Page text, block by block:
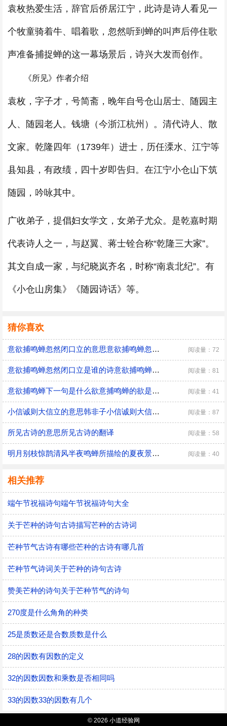
袁枚热爱生活，辞官后侨居江宁，此诗是诗人看见一
个牧童骑着牛、唱着歌，忽然听到蝉的叫声后停住歌
声准备捕捉蝉的这一幕场景后，诗兴大发而创作。
《所见》作者介绍
袁枚，字子才，号简斋，晚年自号仓山居士、随园主
人、随园老人。钱塘（今浙江杭州）。清代诗人、散
文家。乾隆四年（1739年）进士，历任溧水、江宁等
县知县，有政绩，四十岁即告归。在江宁小仓山下筑
随园，吟咏其中。
广收弟子，提倡妇女学文，女弟子尤众。是乾嘉时期
代表诗人之一，与赵翼、蒋士铨合称“乾隆三大家”。
其文自成一家，与纪晓岚齐名，时称“南袁北纪”。有
《小仓山房集》《随园诗话》等。
猜你喜欢
意欲捕鸣蝉忽然闭口立的意思意欲捕鸣蝉忽然闭口立出处 阅读量：72
意欲捕鸣蝉忽然闭口立是谁的诗意欲捕鸣蝉忽然闭口立出处 阅读量：81
意欲捕鸣蝉下一句是什么欲意捕鸣蝉的欲是什么意思意欲捕鸣蝉的欲的意思是什么 阅读量：41
小信诚则大信立的意思韩非子小信诚则大信立的意思 阅读量：87
所见古诗的意思所见古诗的翻译 阅读量：58
明月别枝惊鹊清风半夜鸣蝉所描绘的夏夜景象明月别枝惊鹊清风半夜鸣蝉描绘的夏夜景象 阅读量：40
相关推荐
端午节祝福诗句端午节祝福诗句大全
关于芒种的诗句古诗描写芒种的古诗词
芒种节气古诗有哪些芒种的古诗有哪几首
芒种节气诗词关于芒种的诗句古诗
赞美芒种的诗句关于芒种节气的诗句
270度是什么角角的种类
25是质数还是合数质数是什么
28的因数有因数的定义
32的因数因数和乘数是否相同吗
33的因数33的因数有几个
© 2026 小道经验网